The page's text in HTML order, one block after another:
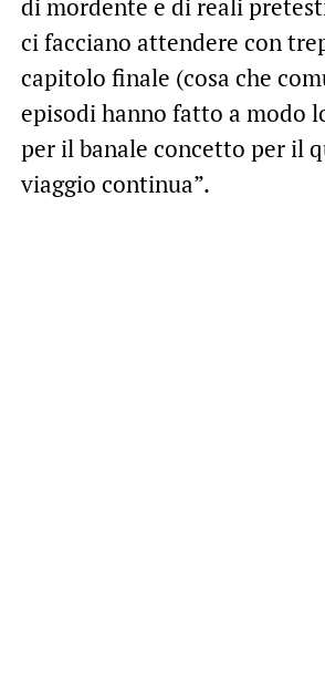
di mordente e di reali
ci facciano attendere con
capitolo finale (cosa che
episodi hanno fatto a modo
per il banale concetto per il
viaggio continua”.